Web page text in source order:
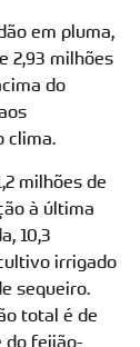
em pluma,
2,93 milhões
do
clima.
milhões de
à última
10,3
irrigado
sequeiro.
total é de
do feijão-